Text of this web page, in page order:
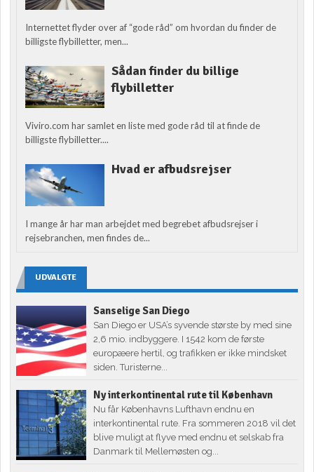
Internettet flyder over af “gode råd” om hvordan du finder de
billigste flybilletter, men...
Sådan finder du billige
flybilletter
Viviro.com har samlet en liste med gode råd til at finde de
billigste flybilletter....
Hvad er afbudsrejser
I mange år har man arbejdet med begrebet afbudsrejser i
rejsebranchen, men findes de...
UDVALGTE
Sanselige San Diego
San Diego er USA’s syvende største by med sine
2,6 mio. indbyggere. I 1542 kom de første
europæere hertil, og trafikken er ikke mindsket
siden. Turisterne...
Ny interkontinental rute til København
Nu får Københavns Lufthavn endnu en
interkontinental rute. Fra sommeren 2018 vil det
blive muligt at flyve med endnu et selskab fra
Danmark til Mellemøsten og...